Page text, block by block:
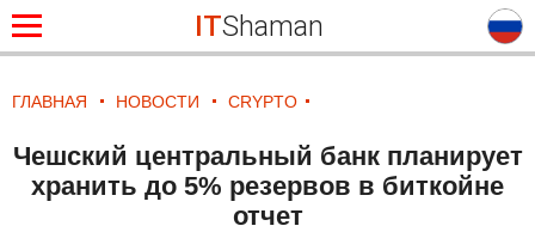
ITShaman
ГЛАВНАЯ НОВОСТИ CRYPTO
Чешский центральный банк планирует
хранить до 5% резервов в биткойне
отчет